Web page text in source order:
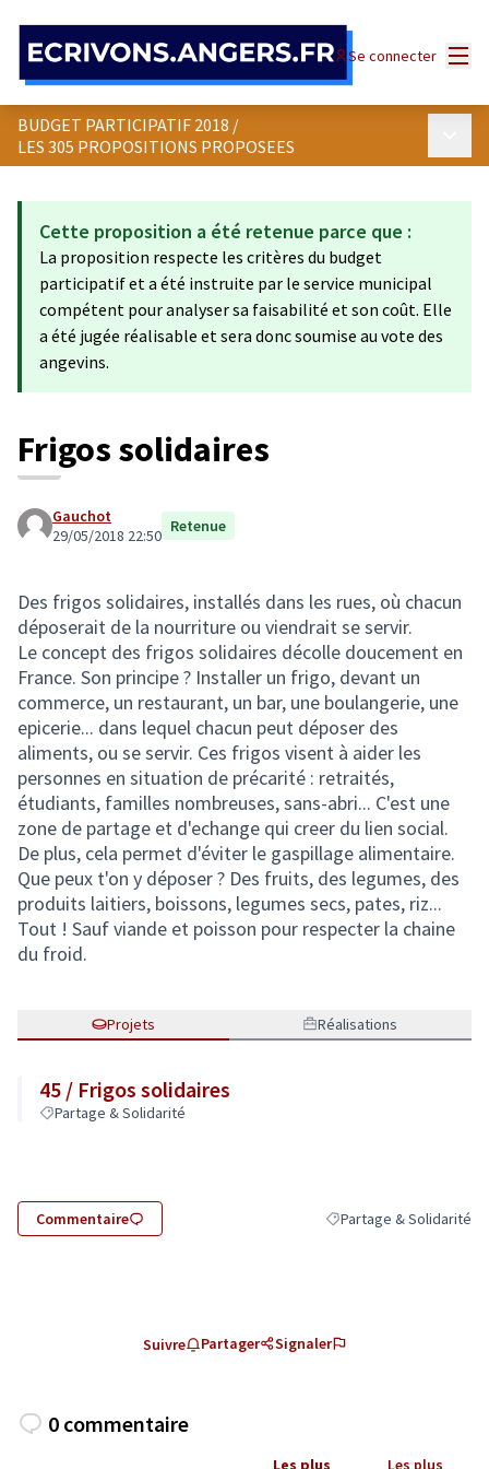
Se connecter
BUDGET PARTICIPATIF 2018 /
LES 305 PROPOSITIONS PROPOSEES
Cette proposition a été retenue parce que :
La proposition respecte les critères du budget
participatif et a été instruite par le service municipal
compétent pour analyser sa faisabilité et son coût. Elle
a été jugée réalisable et sera donc soumise au vote des
angevins.
Frigos solidaires
Gauchot
29/05/2018 22:50 Retenue
Des frigos solidaires, installés dans les rues, où chacun
déposerait de la nourriture ou viendrait se servir.
Le concept des frigos solidaires décolle doucement en
France. Son principe ? Installer un frigo, devant un
commerce, un restaurant, un bar, une boulangerie, une
epicerie... dans lequel chacun peut déposer des
aliments, ou se servir. Ces frigos visent à aider les
personnes en situation de précarité : retraités,
étudiants, familles nombreuses, sans-abri... C'est une
zone de partage et d'echange qui creer du lien social.
De plus, cela permet d'éviter le gaspillage alimentaire.
Que peux t'on y déposer ? Des fruits, des legumes, des
produits laitiers, boissons, legumes secs, pates, riz...
Tout ! Sauf viande et poisson pour respecter la chaine
du froid.
Projets Réalisations
45 / Frigos solidaires
Partage & Solidarité
Commentaire Filtrer les résultats de
Partage & Solidarité
Suivre Partager Signaler
0 commentaire
Les plus Les plus